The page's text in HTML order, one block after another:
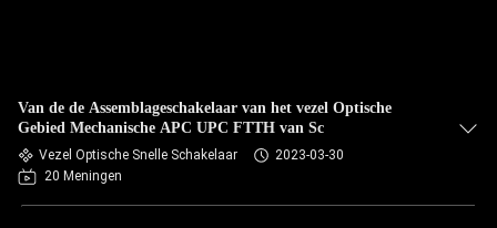
Van de de Assemblageschakelaar van het vezel Optische
Gebied Mechanische APC UPC FTTH van Sc
Vezel Optische Snelle Schakelaar
2023-03-30
20 Meningen